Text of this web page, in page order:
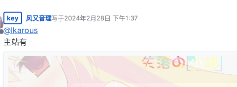
离线
key 风又音理写于2024年2月28日 下午1:37
最后由 编辑
@Ikarous
主站有